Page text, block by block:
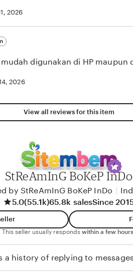
2026
digunakan di HP maupun
2026
View all reviews for this item
StReAmInG BoKeP InDo
by StReAmInG BoKeP InDo
5.0(55.1k)65.8k salesSince
This seller usually responds within a few
a history of replying to